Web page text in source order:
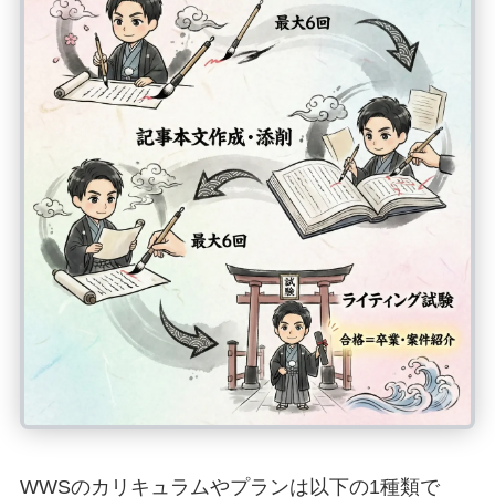
WWSのカリキュラムやプランは以下の1種類で